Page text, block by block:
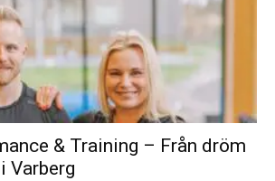
& Training – Från dröm
Varberg